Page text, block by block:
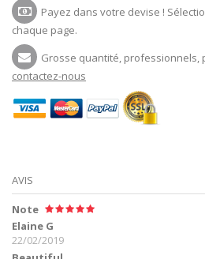
Payez dans votre devise !
chaque page.
Grosse quantité, professionnels,
contactez-nous
AVIS
Note
Elaine G
22/02/2019